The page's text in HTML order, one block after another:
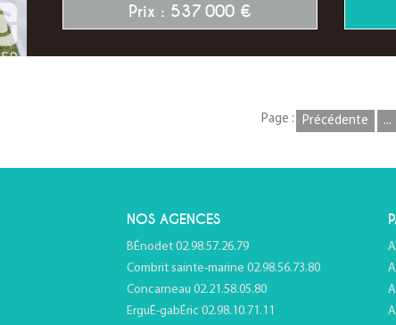
Prix : 537 000 €
Précédente ...
Page :
NOS AGENCES
BÉnodet 02.98.57.26.79
Combrit sainte-marine 02.98.56.73.80
Concarneau 02.21.58.05.80
ErguÉ-gabÉric 02.98.10.71.11